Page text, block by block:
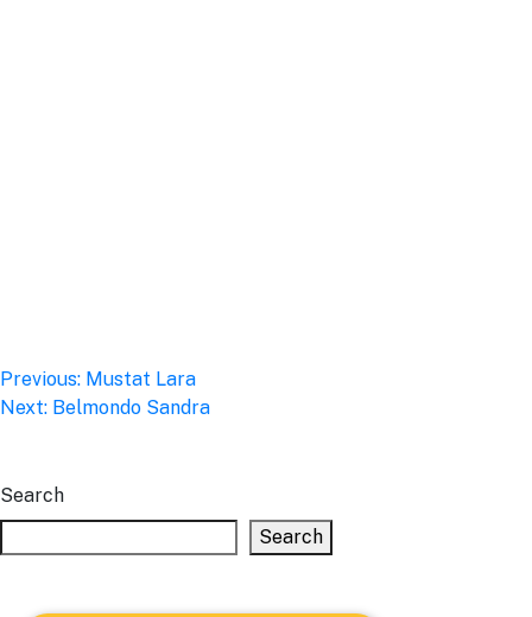
Post
Previous: Mustat Lara
Next: Belmondo Sandra
Search
Search